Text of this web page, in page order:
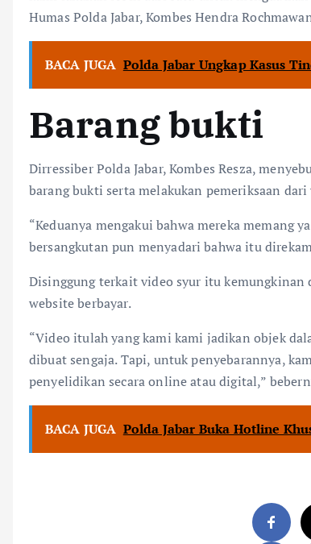
Humas Polda Jabar, Kombes Hendra
BACA JUGA Polda Jabar Ungkap Kasus
Barang bukti
Dirressiber Polda Jabar, Kombes Resza,
barang bukti serta melakukan pemeriksaan
“Keduanya mengakui bahwa mereka memang
bersangkutan pun menyadari bahwa itu
Disinggung terkait video syur itu kemungkinan
website berbayar.
“Video itulah yang kami kami jadikan objek
dibuat sengaja. Tapi, untuk penyebarannya,
penyelidikan secara online atau digital,”
BACA JUGA Polda Jabar Buka Hotline